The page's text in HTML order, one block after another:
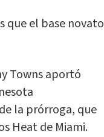
que el base novato
Towns aportó
la prórroga, que
Heat de Miami.